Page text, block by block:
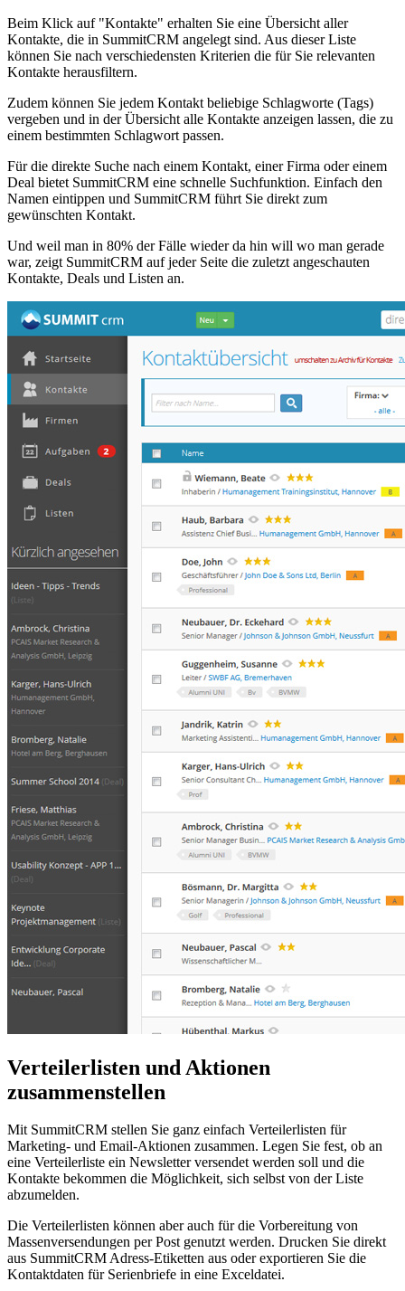
Beim Klick auf "Kontakte" erhalten Sie eine Übersicht aller
Kontakte, die in SummitCRM angelegt sind. Aus dieser Liste
können Sie nach verschiedensten Kriterien die für Sie relevanten
Kontakte herausfiltern.
Zudem können Sie jedem Kontakt beliebige Schlagworte (Tags)
vergeben und in der Übersicht alle Kontakte anzeigen lassen, die zu
einem bestimmten Schlagwort passen.
Für die direkte Suche nach einem Kontakt, einer Firma oder einem
Deal bietet SummitCRM eine schnelle Suchfunktion. Einfach den
Namen eintippen und SummitCRM führt Sie direkt zum
gewünschten Kontakt.
Und weil man in 80% der Fälle wieder da hin will wo man gerade
war, zeigt SummitCRM auf jeder Seite die zuletzt angeschauten
Kontakte, Deals und Listen an.
Verteilerlisten und Aktionen
zusammenstellen
Mit SummitCRM stellen Sie ganz einfach Verteilerlisten für
Marketing- und Email-Aktionen zusammen. Legen Sie fest, ob an
eine Verteilerliste ein Newsletter versendet werden soll und die
Kontakte bekommen die Möglichkeit, sich selbst von der Liste
abzumelden.
Die Verteilerlisten können aber auch für die Vorbereitung von
Massenversendungen per Post genutzt werden. Drucken Sie direkt
aus SummitCRM Adress-Etiketten aus oder exportieren Sie die
Kontaktdaten für Serienbriefe in eine Exceldatei.